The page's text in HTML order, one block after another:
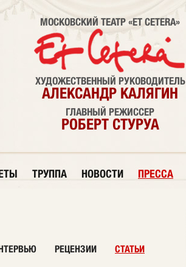
МОСКОВСКИЙ ТЕАТР «ET CETERA»
ХУДОЖЕСТВЕННЫЙ РУКОВОДИТЕЛЬ
АЛЕКСАНДР КАЛЯГИН
ГЛАВНЫЙ РЕЖИССЕР
РОБЕРТ СТУРУА
ТРУППА НОВОСТИ ПРЕССА
РЕЦЕНЗИИ СТАТЬИ